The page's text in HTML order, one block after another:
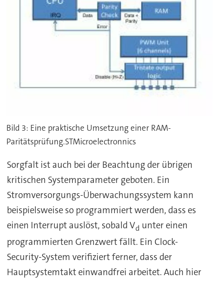
Bild 3: Eine praktische Umsetzung einer RAM-
Paritätsprüfung.STMicroelectronnics
Sorgfalt ist auch bei der Beachtung der übrigen
kritischen Systemparameter geboten. Ein
Stromversorgungs-Überwachungssystem kann
beispielsweise so programmiert werden, dass es
einen Interrupt auslöst, sobald Vd unter einen
programmierten Grenzwert fällt. Ein Clock-
Security-System verifiziert ferner, dass der
Hauptsystemtakt einwandfrei arbeitet. Auch hier